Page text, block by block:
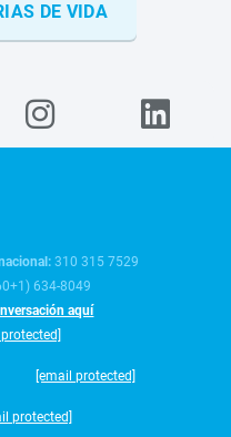
DE VIDA
310 315 7529
634-8049
aquí
[email protected]
protected]